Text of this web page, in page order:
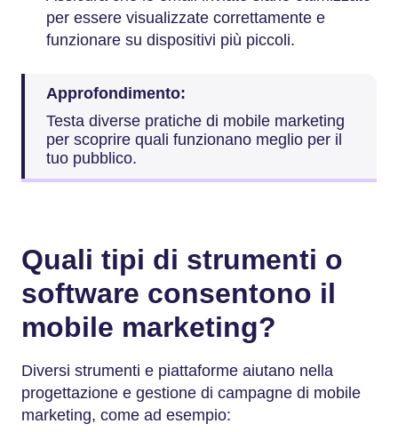
per essere visualizzate correttamente e
funzionare su dispositivi più piccoli.
Approfondimento:
Testa diverse pratiche di mobile marketing
per scoprire quali funzionano meglio per il
tuo pubblico.
Quali tipi di strumenti o
software consentono il
mobile marketing?
Diversi strumenti e piattaforme aiutano nella
progettazione e gestione di campagne di mobile
marketing, come ad esempio: